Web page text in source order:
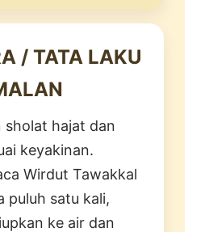
/ TATA LAKU
sholat hajat dan
keyakinan.
Wirdut Tawakkal
puluh satu kali,
ke air dan